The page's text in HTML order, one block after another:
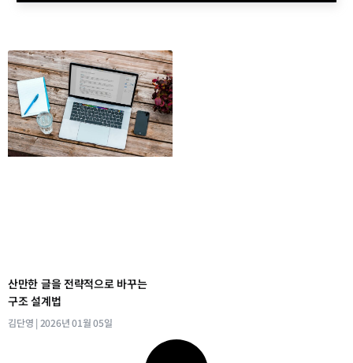
산만한 글을 전략적으로 바꾸는
구조 설계법
김단영 2026년 01월 05일